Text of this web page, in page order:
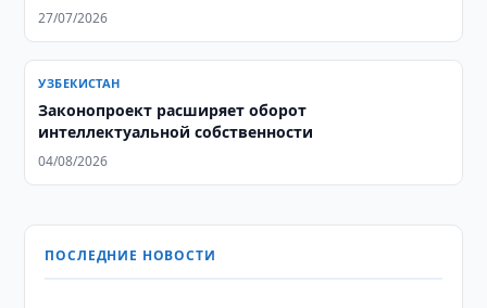
27/07/2026
УЗБЕКИСТАН
Законопроект расширяет оборот
интеллектуальной собственности
04/08/2026
ПОСЛЕДНИЕ НОВОСТИ